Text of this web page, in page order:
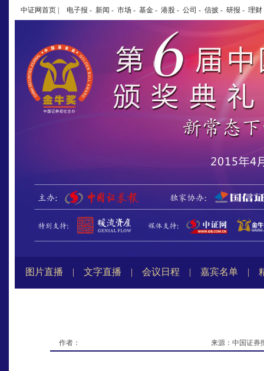
中证网首页 电子报 - 新闻 - 市场 - 基金 - 港股 - 公司 - 信披 - 研报 - 理财
图片直播 | 文字直播 | 会议日程 | 嘉宾名单 |
作者： 来源：中国证券